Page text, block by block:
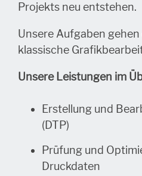
Projekts neu entstehen.
Unsere Aufgaben
klassische
Unsere Leistungen im
Erstellung und
(DTP)
Prüfung und
Druckdaten